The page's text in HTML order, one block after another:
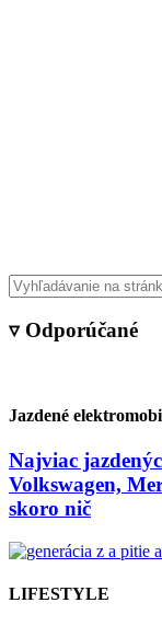
▿ Odporúčané
Jazdené
Najviac
Volkswagen,
skoro nič
LIFESTYLE